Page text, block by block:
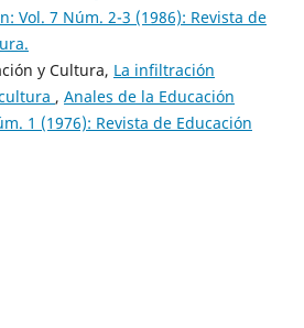
Vol. 7 Núm. 2-3 (1986): Revista de
y Cultura, La infiltración
, Anales de la Educación
1 (1976): Revista de Educación